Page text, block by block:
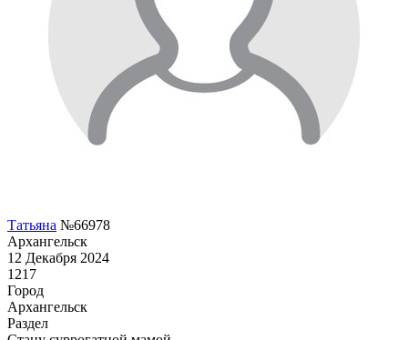
Татьяна №66978
Архангельск
12 Декабря 2024
1217
Город
Архангельск
Раздел